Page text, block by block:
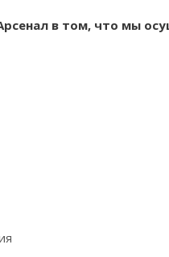
в том, что мы